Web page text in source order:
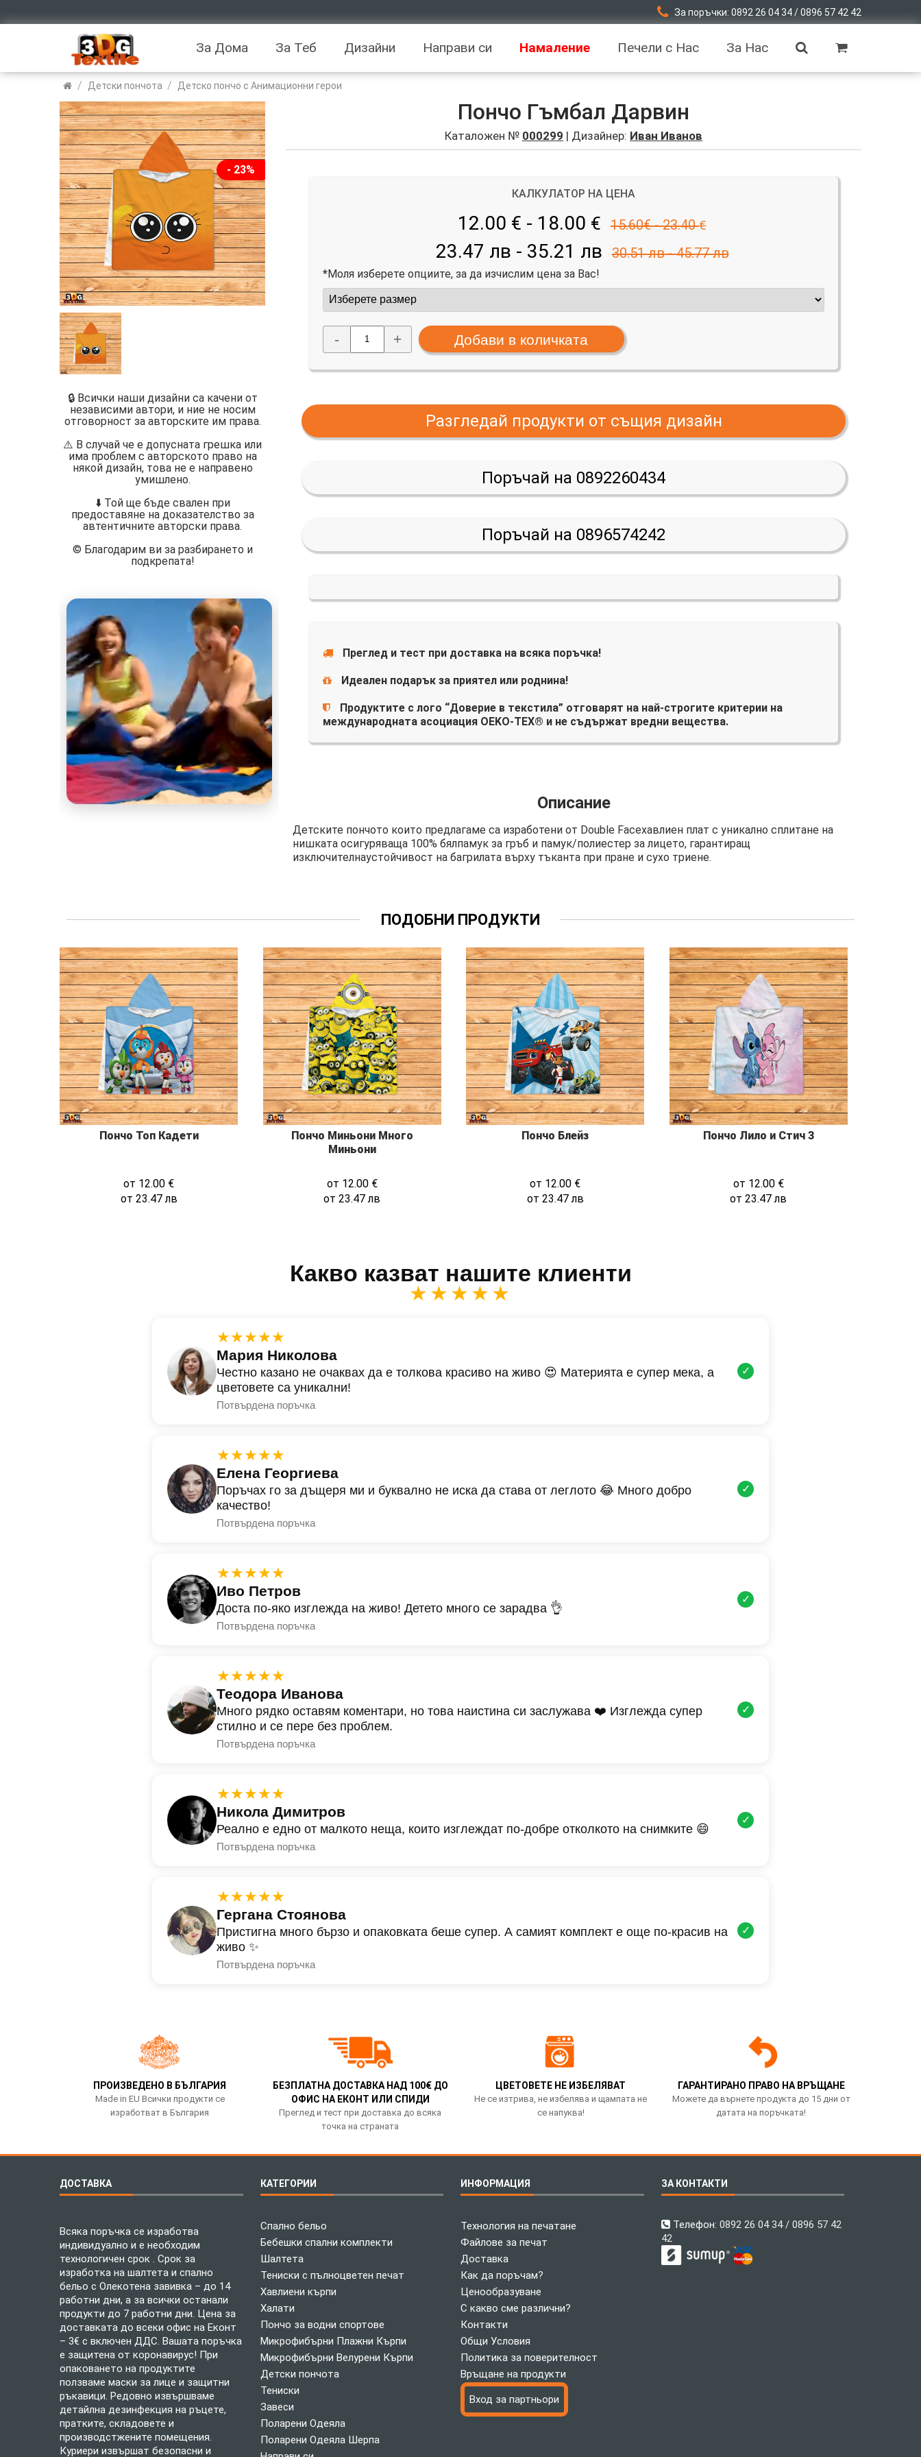
За поръчки: 0892 26 04 34 / 0896 57 42 42
За Дома За Теб Дизайни Направи си Намаление Печели с Нас За Нас
/ Детски пончота / Детско пончо с Анимационни герои
- 23%
🔒 Всички наши дизайни са качени от
независими автори, и ние не носим
отговорност за авторските им права.
⚠️ В случай че е допусната грешка или
има проблем с авторското право на
някой дизайн, това не е направено
умишлено.
⬇️ Той ще бъде свален при
предоставяне на доказателство за
автентичните авторски права.
©️ Благодарим ви за разбирането и
подкрепата!
Пончо Гъмбал Дарвин
Каталожен № 000299 | Дизайнер: Иван Иванов
КАЛКУЛАТОР НА ЦЕНА
12.00 € - 18.00 € 15.60€ - 23.40 €
23.47 лв - 35.21 лв 30.51 лв - 45.77 лв
*Моля изберете опциите, за да изчислим цена за Вас!
- +
Разгледай продукти от същия дизайн
Поръчай на 0892260434
Поръчай на 0896574242
Преглед и тест при доставка на всяка поръчка!
Идеален подарък за приятел или роднина!
Продуктите с лого “Доверие в текстила” отговарят на най-строгите критерии на
международната асоциация OEKO-TEX® и не съдържат вредни вещества.
Описание
Детските пончото които предлагаме са изработени от Double Faceхавлиен плат с уникално сплитане на
нишката осигуряваща 100% бялпамук за гръб и памук/полиестер за лицето, гарантиращ
изключителнаустойчивост на багрилата върху тъканта при пране и сухо триене.
ПОДОБНИ ПРОДУКТИ
Пончо Топ Кадети
от 12.00 €
от 23.47лв
Пончо Миньони Много
Миньони
от 12.00 €
от23.47лв
Пончо Блейз
от 12.00 €
от 23.47лв
Пончо Лило и Стич 3
от 12.00 €
от23.47лв
Какво казват нашите клиенти
★★★★★
★★★★★
Мария Николова
Честно казано не очаквах да е толкова красиво на живо 😍 Материята е супер мека, а
цветовете са уникални!
Потвърдена поръчка
✓
★★★★★
Елена Георгиева
Поръчах го за дъщеря ми и буквално не иска да става от леглото 😂 Много добро
качество!
Потвърдена поръчка
✓
★★★★★
Иво Петров
Доста по-яко изглежда на живо! Детето много се зарадва 👌
Потвърдена поръчка
✓
★★★★★
Теодора Иванова
Много рядко оставям коментари, но това наистина си заслужава ❤️ Изглежда супер
стилно и се пере без проблем.
Потвърдена поръчка
✓
★★★★★
Никола Димитров
Реално е едно от малкото неща, които изглеждат по-добре отколкото на снимките 😄
Потвърдена поръчка
✓
★★★★★
Гергана Стоянова
Пристигна много бързо и опаковката беше супер. А самият комплект е още по-красив на
живо ✨
Потвърдена поръчка
✓
ПРОИЗВЕДЕНО В БЪЛГАРИЯ
Made in EU Всички продукти се
изработват в България
БЕЗПЛАТНА ДОСТАВКА НАД 100€ ДО
ОФИС НА ЕКОНТ ИЛИ СПИДИ
Преглед и тест при доставка до всяка
точка на страната
ЦВЕТОВЕТЕ НЕ ИЗБЕЛЯВАТ
Не се изтрива, не избелява и щампата не
се напуква!
ГАРАНТИРАНО ПРАВО НА ВРЪЩАНЕ
Можете да върнете продукта до 15 дни от
датата на поръчката!
ДОСТАВКА
Всяка поръчка се изработва
индивидуално и е необходим
технологичен срок . Срок за
изработка на шалтета и спално
бельо с Олекотена завивка – до 14
работни дни, а за всички останали
продукти до 7 работни дни. Цена за
доставката до всеки офис на Еконт
– 3€ с включен ДДС. Вашата поръчка
е защитена от коронавирус! При
опаковането на продуктите
ползваме маски за лице и защитни
ръкавици. Редовно извършваме
детайлна дезинфекция на ръцете,
пратките, складовете и
производстжените помещения.
Куриери извършат безопасни и
КАТЕГОРИИ
Спално бельо
Бебешки спални комплекти
Шалтета
Тениски с пълноцветен печат
Хавлиени кърпи
Халати
Пончо за водни спортове
Микрофибърни Плажни Кърпи
Микрофибърни Велурени Кърпи
Детски пончота
Тениски
Завеси
Поларени Одеяла
Поларени Одеяла Шерпа
ИНФОРМАЦИЯ
Технология на печатане
Файлове за печат
Доставка
Как да поръчам?
Ценообразуване
С какво сме различни?
Контакти
Общи Условия
Политика за поверителност
Връщане на продукти
Вход за партньори
ЗА КОНТАКТИ
Телефон: 0892 26 04 34 / 0896 57 42
42